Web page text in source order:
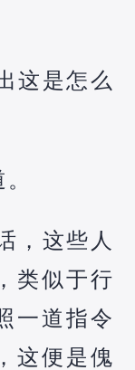
这是怎么
，这些人
类似于行
一道指令
这便是傀